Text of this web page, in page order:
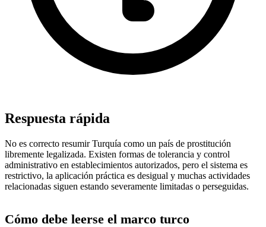
Respuesta rápida
No es correcto resumir Turquía como un país de prostitución
libremente legalizada. Existen formas de tolerancia y control
administrativo en establecimientos autorizados, pero el sistema es
restrictivo, la aplicación práctica es desigual y muchas actividades
relacionadas siguen estando severamente limitadas o perseguidas.
Cómo debe leerse el marco turco